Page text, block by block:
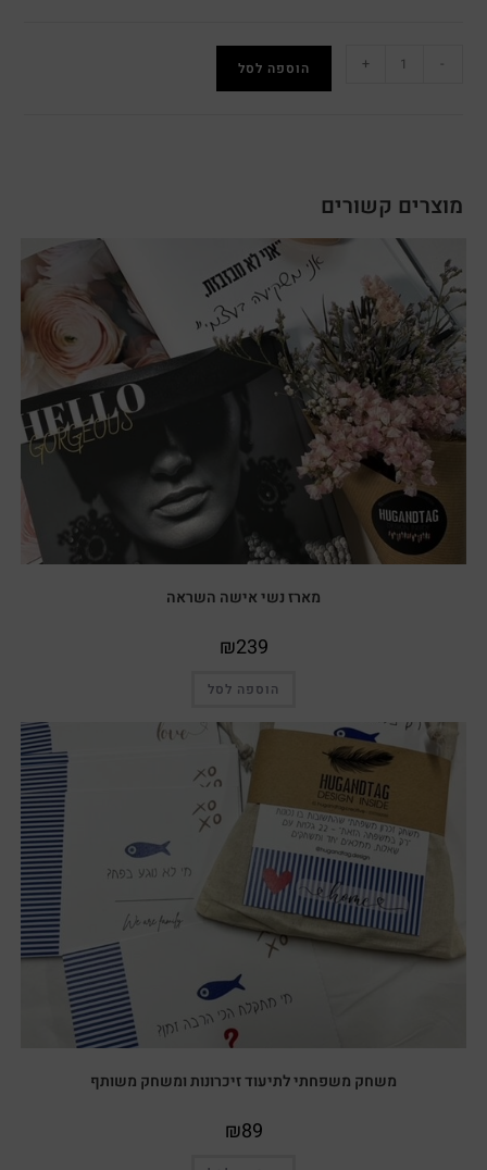
+ הוספה לסל
מוצרים קשורים
מארז נשי אישה השראה
₪239
הוספה לסל
משחק משפחתי לתיעוד זיכרונות ומשחק משותף
₪89